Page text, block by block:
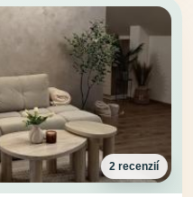
2 recenzií